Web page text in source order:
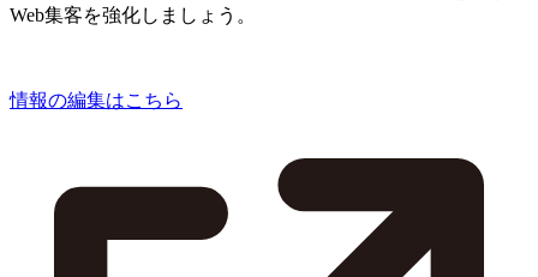
Web集客を強化しましょう。
情報の編集はこちら